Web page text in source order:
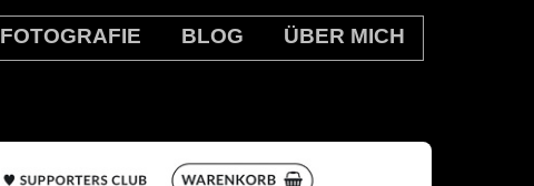
FOTOGRAFIE BLOG ÜBER MICH